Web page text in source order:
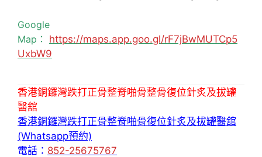
Google
Map： https://maps.app.goo.gl/rF7jBwMUTCp5
UxbW9
香港銅鑼灣跌打正骨整脊啪骨整骨復位針炙及拔罐
醫舘
香港銅鑼灣跌打正骨整脊啪骨復位針炙及拔罐醫舘
(Whatsapp預約)
電話： 852-25675767